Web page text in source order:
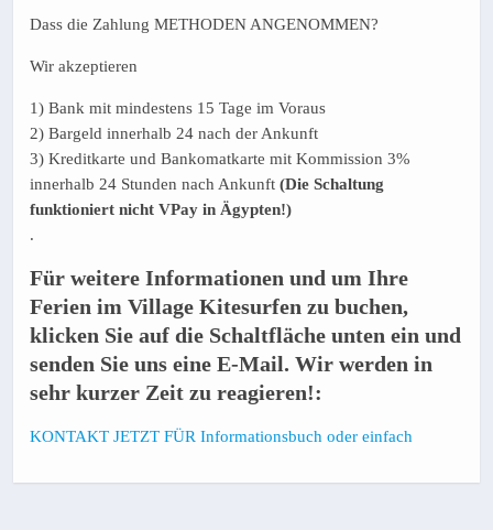
Dass die Zahlung METHODEN ANGENOMMEN?
Wir akzeptieren
1) Bank mit mindestens 15 Tage im Voraus
2) Bargeld innerhalb 24 nach der Ankunft
3) Kreditkarte und Bankomatkarte mit Kommission 3%
innerhalb 24 Stunden nach Ankunft (Die Schaltung
funktioniert nicht VPay in Ägypten!)
.
Für weitere Informationen und um Ihre
Ferien im Village Kitesurfen zu buchen,
klicken Sie auf die Schaltfläche unten ein und
senden Sie uns eine E-Mail. Wir werden in
sehr kurzer Zeit zu reagieren!:
KONTAKT JETZT FÜR Informationsbuch oder einfach